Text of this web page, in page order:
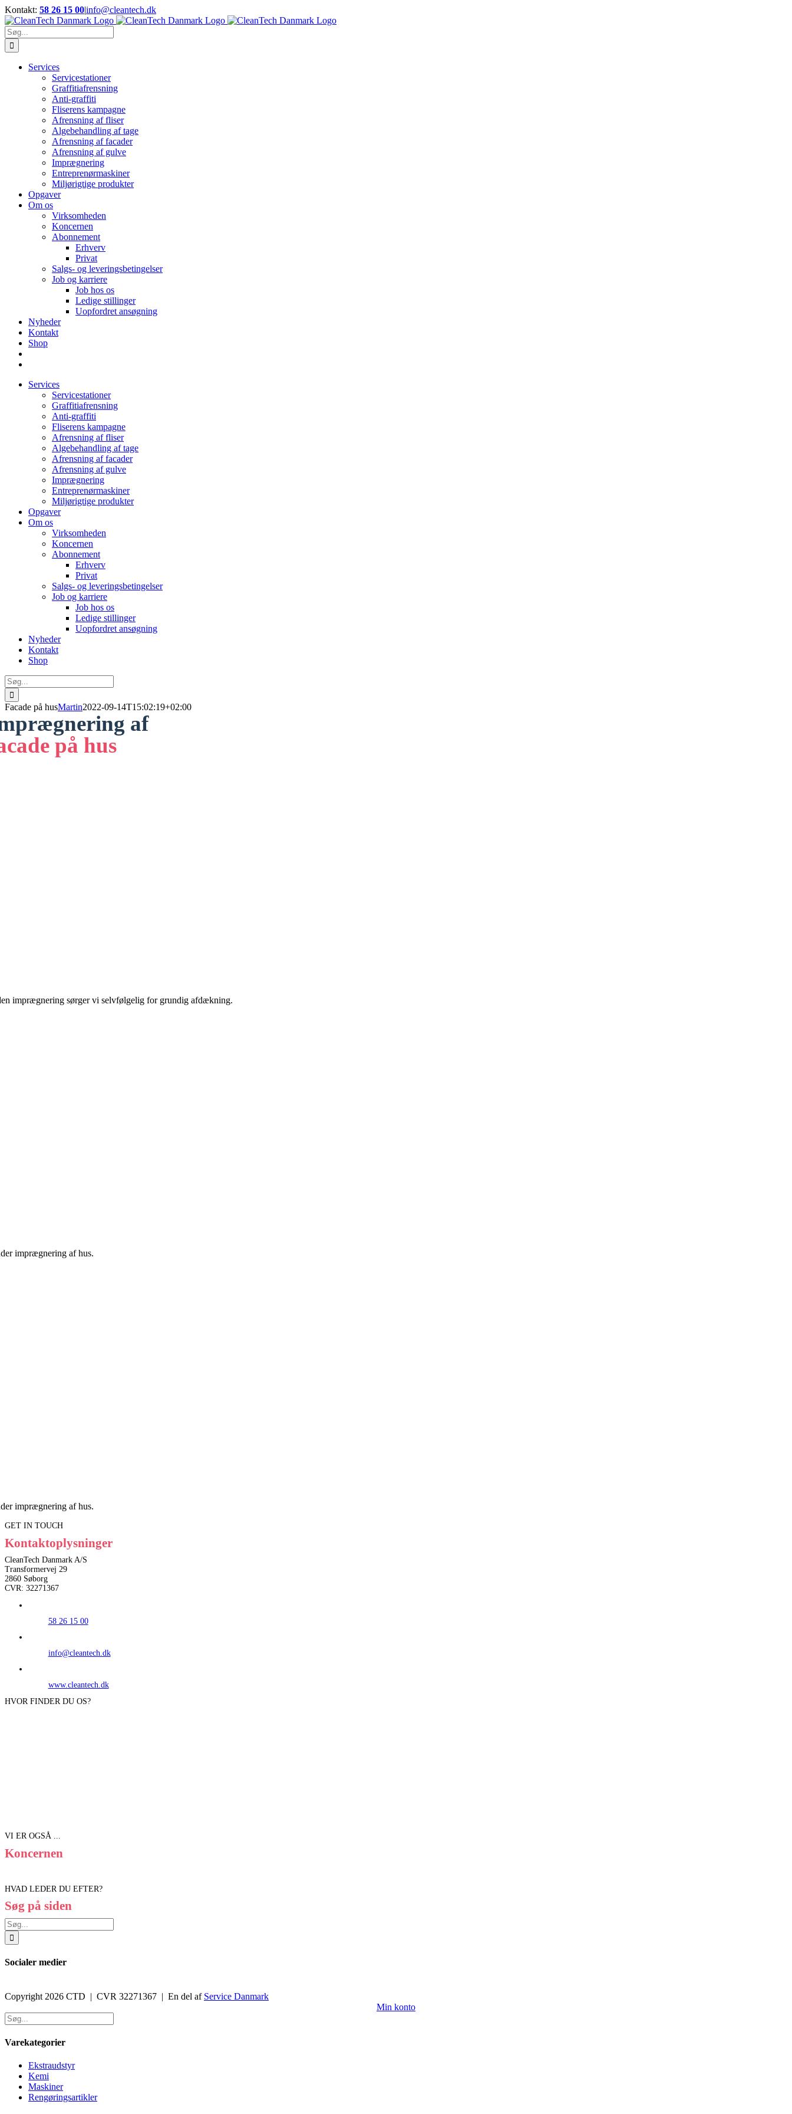
Skip
to
content
Kontakt: 58 26 15 00|info@cleantech.dk
Facebook
LinkedIn
YouTube
Søg
efter:
Services
Servicestationer
Graffitiafrensning
Anti-graffiti
Fliserens kampagne
Afrensning af fliser
Algebehandling af tage
Afrensning af facader
Afrensning af gulve
Imprægnering
Entreprenørmaskiner
Miljørigtige produkter
Opgaver
Om os
Virksomheden
Koncernen
Abonnement
Erhverv
Privat
Salgs- og leveringsbetingelser
Job og karriere
Job hos os
Ledige stillinger
Uopfordret ansøgning
Nyheder
Kontakt
Shop
Services
Servicestationer
Graffitiafrensning
Anti-graffiti
Fliserens kampagne
Afrensning af fliser
Algebehandling af tage
Afrensning af facader
Afrensning af gulve
Imprægnering
Entreprenørmaskiner
Miljørigtige produkter
Opgaver
Om os
Virksomheden
Koncernen
Abonnement
Erhverv
Privat
Salgs- og leveringsbetingelser
Job og karriere
Job hos os
Ledige stillinger
Uopfordret ansøgning
Nyheder
Kontakt
Shop
Søg
efter:
Facade på husMartin2022-09-14T15:02:19+02:00
af
på hus
imprægnering sørger vi selvfølgelig for grundig afdækning.
imprægnering af hus.
imprægnering af hus.
GET IN TOUCH
Kontaktoplysninger
CleanTech Danmark A/S
Transformervej 29
2860 Søborg
CVR: 32271367
58 26 15 00
info@cleantech.dk
www.cleantech.dk
HVOR FINDER DU OS?
VI ER OGSÅ ...
Koncernen
HVAD LEDER DU EFTER?
Søg på siden
Søg
efter:
Socialer medier
Copyright 2026 CTD | CVR 32271367 | En del af Service Danmark
Sliding
Bar
Area
Min konto
Varekategorier
Ekstraudstyr
Kemi
Maskiner
Rengøringsartikler